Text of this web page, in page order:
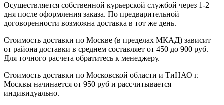
Осуществляется собственной курьерской службой через 1-2
дня после оформления заказа. По предварительной
договоренности возможна доставка в тот же день.
Стоимость доставки по Москве (в пределах МКАД) зависит
от района доставки в среднем составляет от 450 до 900 руб.
Для точного расчета обратитесь к менеджеру.
Стоимость доставки по Московской области и ТиНАО г.
Москвы начинается от 950 руб и рассчитывается
индивидуально.